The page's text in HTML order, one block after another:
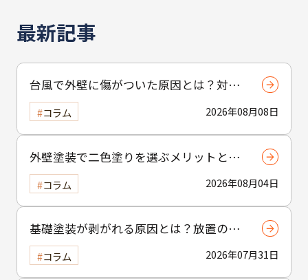
最新記事
台風で外壁に傷がついた原因とは？対応
策を知るためのポイントを解説
2026年08月08日
コラム
外壁塗装で二色塗りを選ぶメリットと
は？おしゃれな外観を実現する塗り分け
テクニック
2026年08月04日
コラム
基礎塗装が剥がれる原因とは？放置のリ
スクについても解説
2026年07月31日
コラム